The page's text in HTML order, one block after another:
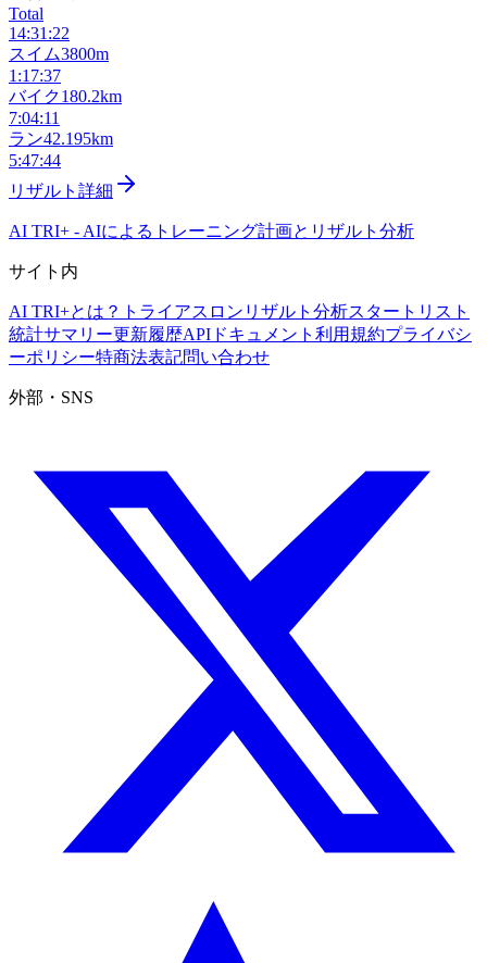
Total
14:31:22
スイム3800m
1:17:37
バイク180.2km
7:04:11
ラン42.195km
5:47:44
リザルト詳細
AI TRI+ - AIによるトレーニング計画とリザルト分析
サイト内
AI TRI+とは？ トライアスロンリザルト分析スタートリスト
統計サマリー更新履歴APIドキュメント 利用規約プライバシ
ーポリシー特商法表記問い合わせ
外部・SNS